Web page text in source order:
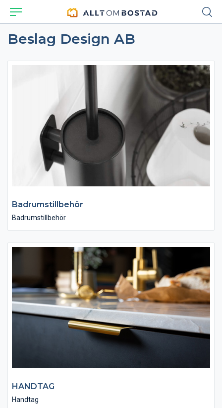
Beslag Design AB
Badrumstillbehör
Badrumstillbehör
HANDTAG
Handtag